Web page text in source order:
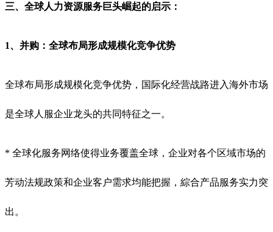
三、全球人力资源服务巨头崛起的启示：
1、并购：全球布局形成规模化竞争优势
全球布局形成规模化竞争优势，国际化经营战路进入海外市场
是全球人服企业龙头的共同特征之一。
* 全球化服务网络使得业务覆盖全球，企业对各个区域市场的
芳动法规政策和企业客户需求均能把握，綜合产品服务实力突
出。